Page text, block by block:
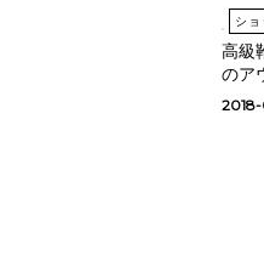
シ
高級
のア